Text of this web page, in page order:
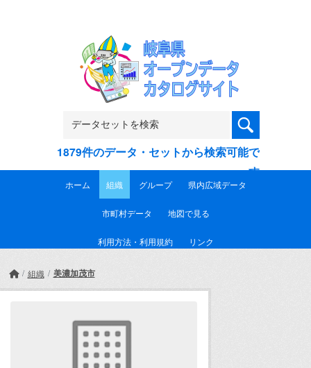
1879件のデータ・セットから検索可能で
す
ホーム 組織 グループ 県内広域データ
市町村データ 地図で見る
利用方法・利用規約 リンク
組織 美濃加茂市